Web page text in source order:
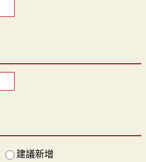
建議新增